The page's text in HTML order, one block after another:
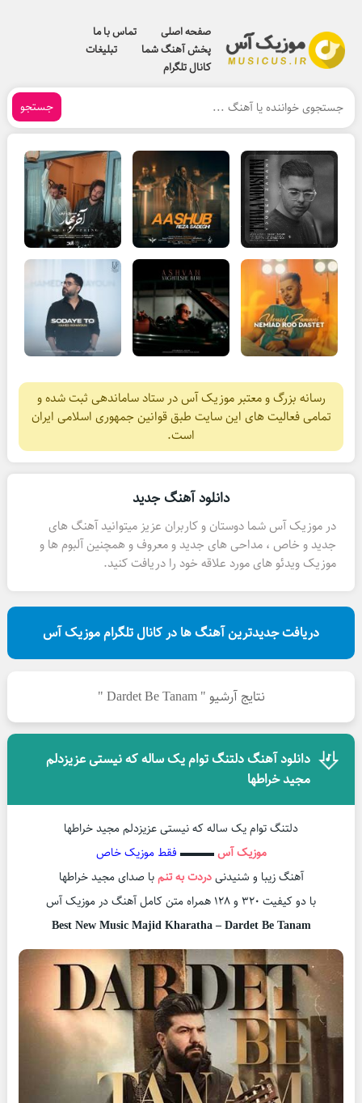
صفحه اصلی
تماس با ما
پخش آهنگ شما
تبلیغات
کانال تلگرام
جستجو
رسانه بزرگ و معتبر موزیک آس در ستاد ساماندهی ثبت شده و
تمامی فعالیت های این سایت طبق قوانین جمهوری اسلامی ایران
است.
دانلود آهنگ جدید
در موزیک آس شما دوستان و کاربران عزیز میتوانید آهنگ های
جدید و خاص ، مداحی های جدید و معروف و همچنین آلبوم ها و
موزیک ویدئو های مورد علاقه خود را دریافت کنید.
دریافت جدیدترین آهنگ ها در کانال تلگرام موزیک آس
نتایج آرشیو " Dardet Be Tanam "
دانلود آهنگ دلتنگ توام یک ساله که نیستی عزیزدلم
مجید خراطها
دلتنگ توام یک ساله که نیستی عزیزدلم مجید خراطها
موزیک آس▬▬▬ فقط موزیک خاص
آهنگ زیبا و شنیدنیدردت به تنمبا صدای مجید خراطها
با دو کیفیت ۳۲۰ و ۱۲۸ همراه متن کامل آهنگ در موزیک آس
Best New Music Majid Kharatha – Dardet Be Tanam